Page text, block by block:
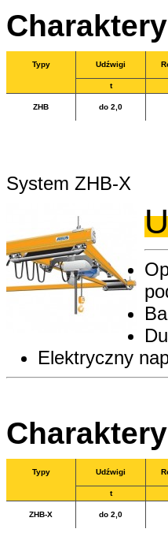
Typy Udźwigi
t
ZHB do 2,0
System ZHB-X
Elektryczny
Typy Udźwigi
t
ZHB-X do 2,0